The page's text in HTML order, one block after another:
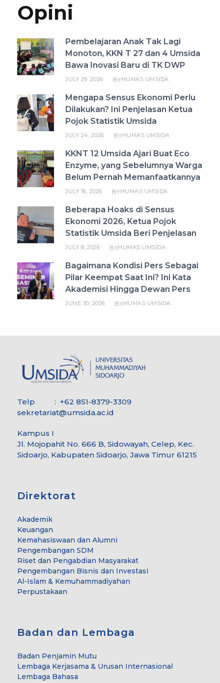
Opini
Pembelajaran Anak Tak Lagi
Monoton, KKN T 27 dan 4 Umsida
Bawa Inovasi Baru di TK DWP
JULY 29, 2026 BYHUMAS UMSIDA
Mengapa Sensus Ekonomi Perlu
Dilakukan? Ini Penjelasan Ketua
Pojok Statistik Umsida
JULY 24, 2026 BYHUMAS UMSIDA
KKNT 12 Umsida Ajari Buat Eco
Enzyme, yang Sebelumnya Warga
Belum Pernah Memanfaatkannya
JULY 16, 2026 BYHUMAS UMSIDA
Beberapa Hoaks di Sensus
Ekonomi 2026, Ketua Pojok
Statistik Umsida Beri Penjelasan
JULY 8, 2026 BYHUMAS UMSIDA
Bagaimana Kondisi Pers Sebagai
Pilar Keempat Saat Ini? Ini Kata
Akademisi Hingga Dewan Pers
JUNE 30, 2026 BYHUMAS UMSIDA
Telp : +62 851-8379-3309
sekretariat@umsida.ac.id
Kampus I
Jl. Mojopahit No. 666 B, Sidowayah, Celep, Kec.
Sidoarjo, Kabupaten Sidoarjo, Jawa Timur 61215
Direktorat
Akademik
Keuangan
Kemahasiswaan dan Alumni
Pengembangan SDM
Riset dan Pengabdian Masyarakat
Pengembangan Bisnis dan Investasi
Al-Islam & Kemuhammadiyahan
Perpustakaan
Badan dan Lembaga
Badan Penjamin Mutu
Lembaga Kerjasama & Urusan Internasional
Lembaga Bahasa